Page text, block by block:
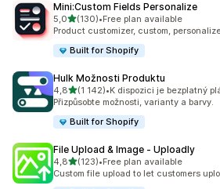
Mini:Custom Fields Personalize
5,0z 5 hvězd
(130)
Celkový počet recenzí: 130
•Free plan available
Product customizer, custom,
Built for Shopify
Hulk Možnosti Produktu
4,8z 5 hvězd
(1 142)
Celkový počet recenzí: 1142
•K dispozici je bezplatný
Přizpůsobte možnosti, varianty a barvy.
Built for Shopify
File Upload & Image ‑ Uploadly
4,8z 5 hvězd
(123)
Celkový počet recenzí: 123
•Free plan available
Custom file upload to let customers